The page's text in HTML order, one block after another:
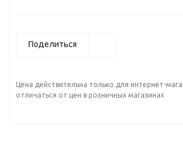
Поделиться
Цена действительна только для интернет-
отличаться от цен в розничных магазинах